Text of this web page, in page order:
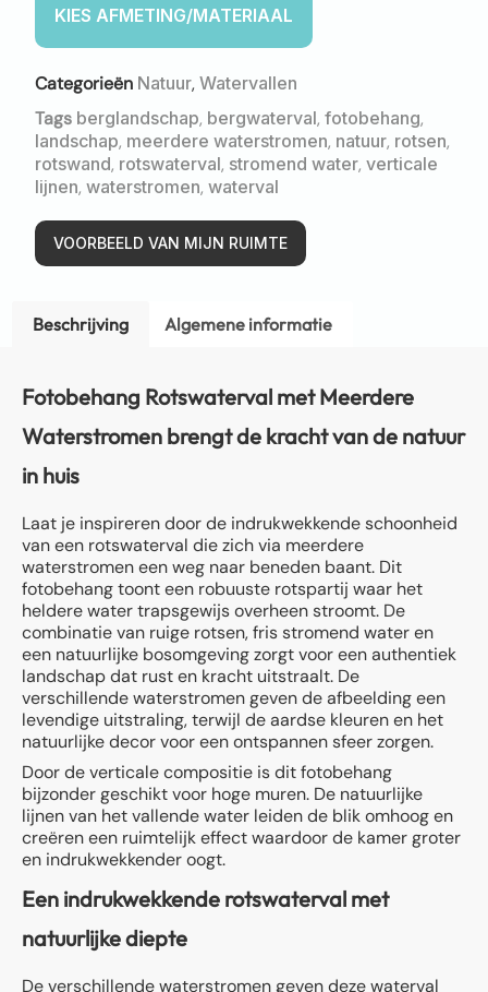
Categorieën Natuur, Watervallen
Tags berglandschap, bergwaterval, fotobehang,
landschap, meerdere waterstromen, natuur, rotsen,
rotswand, rotswaterval, stromend water, verticale
lijnen, waterstromen, waterval
VOORBEELD VAN MIJN RUIMTE
Beschrijving Algemene informatie
Fotobehang Rotswaterval met Meerdere
Waterstromen brengt de kracht van de natuur
in huis
Laat je inspireren door de indrukwekkende schoonheid
van een rotswaterval die zich via meerdere
waterstromen een weg naar beneden baant. Dit
fotobehang toont een robuuste rotspartij waar het
heldere water trapsgewijs overheen stroomt. De
combinatie van ruige rotsen, fris stromend water en
een natuurlijke bosomgeving zorgt voor een authentiek
landschap dat rust en kracht uitstraalt. De
verschillende waterstromen geven de afbeelding een
levendige uitstraling, terwijl de aardse kleuren en het
natuurlijke decor voor een ontspannen sfeer zorgen.
Door de verticale compositie is dit fotobehang
bijzonder geschikt voor hoge muren. De natuurlijke
lijnen van het vallende water leiden de blik omhoog en
creëren een ruimtelijk effect waardoor de kamer groter
en indrukwekkender oogt.
Een indrukwekkende rotswaterval met
natuurlijke diepte
De verschillende waterstromen geven deze waterval